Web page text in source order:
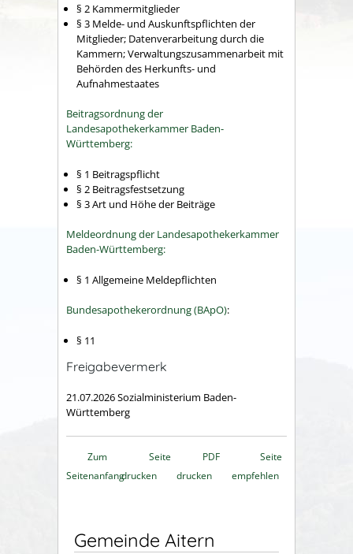
§ 2 Kammermitglieder
§ 3 Melde- und Auskunftspflichten der
Mitglieder; Datenverarbeitung durch die
Kammern; Verwaltungszusammenarbeit mit
Behörden des Herkunfts- und
Aufnahmestaates
Beitragsordnung der
Landesapothekerkammer Baden-
Württemberg:
§ 1 Beitragspflicht
§ 2 Beitragsfestsetzung
§ 3 Art und Höhe der Beiträge
Meldeordnung der Landesapothekerkammer
Baden-Württemberg:
§ 1 Allgemeine Meldepflichten
Bundesapothekerordnung (BApO):
§ 11
Freigabevermerk
21.07.2026 Sozialministerium Baden-
Württemberg
Zum
Seitenanfang
Seite
drucken
PDF
drucken
Seite
empfehlen
Gemeinde Aitern